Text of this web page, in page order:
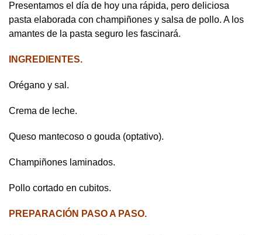
Presentamos el día de hoy una rápida, pero deliciosa
pasta elaborada con champiñones y salsa de pollo. A los
amantes de la pasta seguro les fascinará.
INGREDIENTES.
Orégano y sal.
Crema de leche.
Queso mantecoso o gouda (optativo).
Champiñones laminados.
Pollo cortado en cubitos.
PREPARACIÓN PASO A PASO.